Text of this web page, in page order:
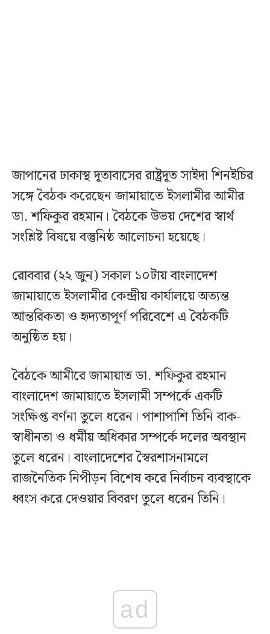
জাপানের ঢাকাস্থ দূতাবাসের রাষ্ট্রদূত সাইদা শিনইচির
সঙ্গে বৈঠক করেছেন জামায়াতে ইসলামীর আমীর
ডা. শফিকুর রহমান। বৈঠকে উভয় দেশের স্বার্থ
সংশ্লিষ্ট বিষয়ে বস্তুনিষ্ঠ আলোচনা হয়েছে।
রোববার (২২ জুন) সকাল ১০টায় বাংলাদেশ
জামায়াতে ইসলামীর কেন্দ্রীয় কার্যালয়ে অত্যন্ত
আন্তরিকতা ও হৃদ্যতাপূর্ণ পরিবেশে এ বৈঠকটি
অনুষ্ঠিত হয়।
বৈঠকে আমীরে জামায়াত ডা. শফিকুর রহমান
বাংলাদেশ জামায়াতে ইসলামী সম্পর্কে একটি
সংক্ষিপ্ত বর্ণনা তুলে ধরেন। পাশাপাশি তিনি বাক-
স্বাধীনতা ও ধর্মীয় অধিকার সম্পর্কে দলের অবস্থান
তুলে ধরেন। বাংলাদেশের স্বৈরশাসনামলে
রাজনৈতিক নিপীড়ন বিশেষ করে নির্বাচন ব্যবস্থাকে
ধ্বংস করে দেওয়ার বিবরণ তুলে ধরেন তিনি।
ad